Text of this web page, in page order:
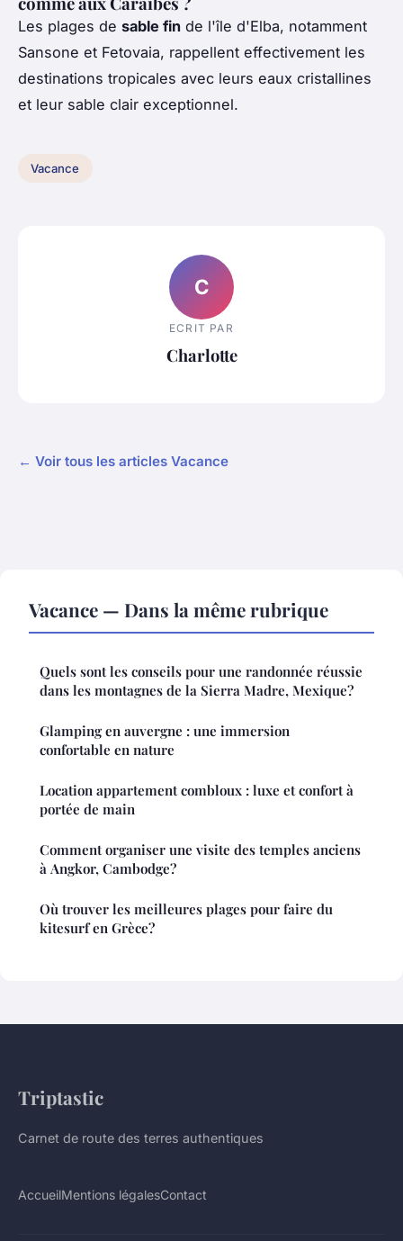
Les plages de sable fin de l'île d'Elba, notamment
Sansone et Fetovaia, rappellent effectivement les
destinations tropicales avec leurs eaux cristallines
et leur sable clair exceptionnel.
Vacance
C
ECRIT PAR
Charlotte
← Voir tous les articles Vacance
Vacance — Dans la même rubrique
Quels sont les conseils pour une randonnée réussie
dans les montagnes de la Sierra Madre, Mexique?
Glamping en auvergne : une immersion
confortable en nature
Location appartement combloux : luxe et confort à
portée de main
Comment organiser une visite des temples anciens
à Angkor, Cambodge?
Où trouver les meilleures plages pour faire du
kitesurf en Grèce?
Triptastic
Carnet de route des terres authentiques
AccueilMentions légalesContact